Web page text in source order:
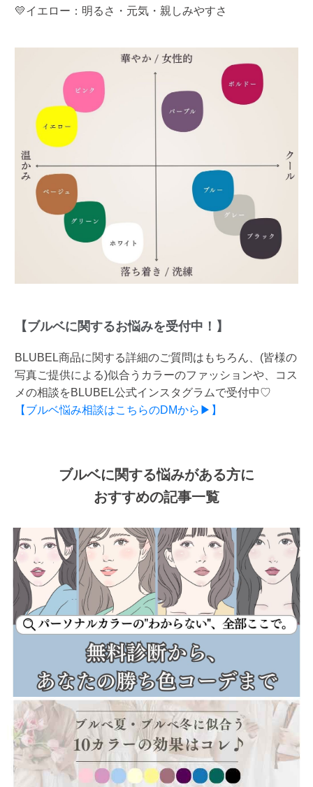
💛イエロー：明るさ・元気・親しみやすさ
【ブルベに関するお悩みを受付中！】
BLUBEL商品に関する詳細のご質問はもちろん、(皆様の
写真ご提供による)似合うカラーのファッションや、コス
メの相談をBLUBEL公式インスタグラムで受付中♡
【ブルベ悩み相談はこちらのDMから▶】
ブルベに関する悩みがある方に
おすすめの記事一覧